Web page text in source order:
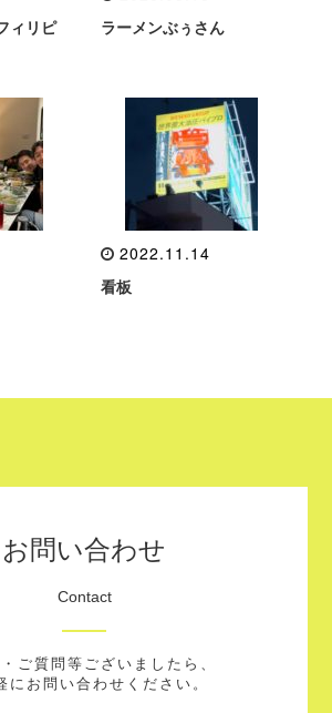
ィリピ
ラーメンぶぅさん
2022.11.14
看板
お問い合わせ
Contact
ご質問等ございましたら、
にお問い合わせください。